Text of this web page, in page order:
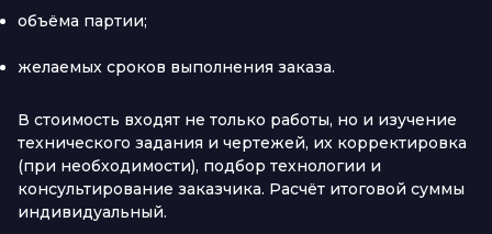
объёма партии;
желаемых сроков выполнения заказа.
В стоимость входят не только работы, но и изучение
технического задания и чертежей, их корректировка
(при необходимости), подбор технологии и
консультирование заказчика. Расчёт итоговой суммы
индивидуальный.